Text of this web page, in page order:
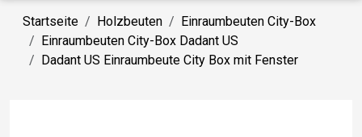
Startseite Holzbeuten
Einraumbeuten City-Box
Einraumbeuten City-Box Dadant US
Dadant US Einraumbeute City Box mit Fenster